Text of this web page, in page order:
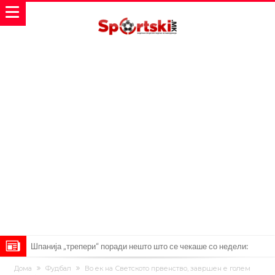
Шпанија „трепери“ поради нешто што се чекаше со недели:
Винисиус Жуниор одлучи!
Имал сè, но страдал во тишина: Бивша ѕвезда на Челси откри
Дома Фудбал
Во ек на Светското првенство, завршен е голем